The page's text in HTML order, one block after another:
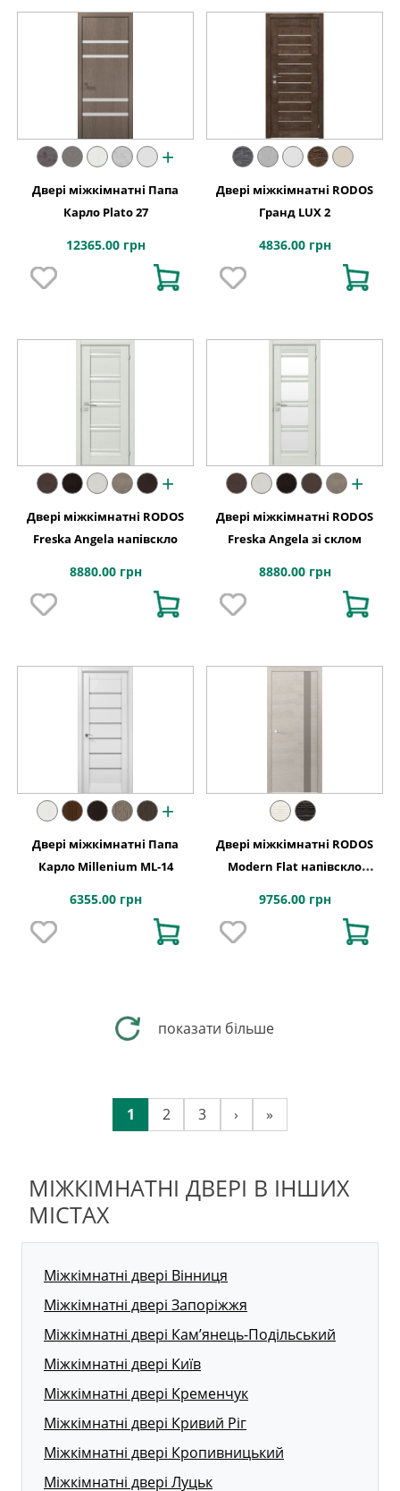
+
Двері міжкімнатні Папа
Карло Plato 27
12365.00 грн
Двері міжкімнатні RODOS
Гранд LUX 2
4836.00 грн
+
Двері міжкімнатні RODOS
Freska Angela напівскло
8880.00 грн
+
Двері міжкімнатні RODOS
Freska Angela зі склом
8880.00 грн
+
Двері міжкімнатні Папа
Карло Millenium ML-14
6355.00 грн
Двері міжкімнатні RODOS
Modern Flat напівскло
9756.00 грн
показати більше
1 2 3 › »
МІЖКІМНАТНІ ДВЕРІ В ІНШИХ
МІСТАХ
Міжкімнатні двері Вінниця
Міжкімнатні двері Запоріжжя
Міжкімнатні двері Кам’янець-Подільський
Міжкімнатні двері Київ
Міжкімнатні двері Кременчук
Міжкімнатні двері Кривий Ріг
Міжкімнатні двері Кропивницький
Міжкімнатні двері Луцьк